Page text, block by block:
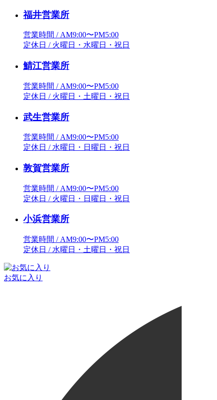
福井営業所
営業時間 / AM9:00〜PM5:00
定休日 / 火曜日・水曜日・祝日
鯖江営業所
営業時間 / AM9:00〜PM5:00
定休日 / 火曜日・土曜日・祝日
武生営業所
営業時間 / AM9:00〜PM5:00
定休日 / 水曜日・日曜日・祝日
敦賀営業所
営業時間 / AM9:00〜PM5:00
定休日 / 火曜日・日曜日・祝日
小浜営業所
営業時間 / AM9:00〜PM5:00
定休日 / 水曜日・土曜日・祝日
お気に入り